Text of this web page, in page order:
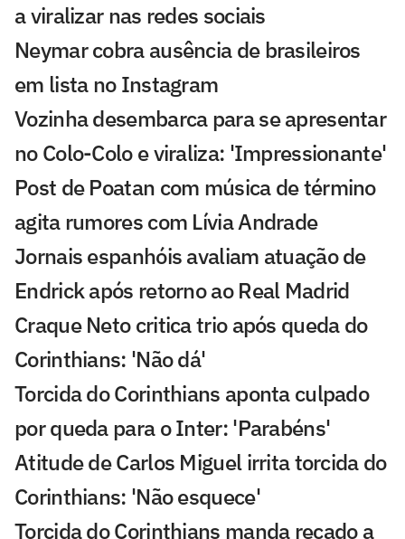
a viralizar nas redes sociais
Neymar cobra ausência de brasileiros
em lista no Instagram
Vozinha desembarca para se apresentar
no Colo-Colo e viraliza: 'Impressionante'
Post de Poatan com música de término
agita rumores com Lívia Andrade
Jornais espanhóis avaliam atuação de
Endrick após retorno ao Real Madrid
Craque Neto critica trio após queda do
Corinthians: 'Não dá'
Torcida do Corinthians aponta culpado
por queda para o Inter: 'Parabéns'
Atitude de Carlos Miguel irrita torcida do
Corinthians: 'Não esquece'
Torcida do Corinthians manda recado a